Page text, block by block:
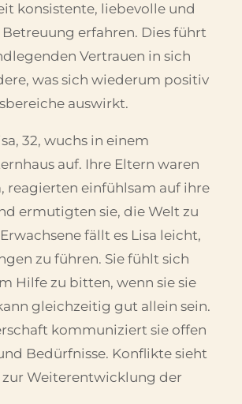
konsistente, liebevolle und
erfahren. Dies führt
Vertrauen in sich
was sich wiederum positiv
auswirkt.
32, wuchs in einem
auf. Ihre Eltern waren
reagierten einfühlsam auf ihre
ermutigten sie, die Welt zu
fällt es Lisa leicht,
zu führen. Sie fühlt sich
Hilfe zu bitten, wenn sie sie
gleichzeitig gut allein sein.
kommuniziert sie offen
Bedürfnisse. Konflikte sieht
zur Weiterentwicklung der